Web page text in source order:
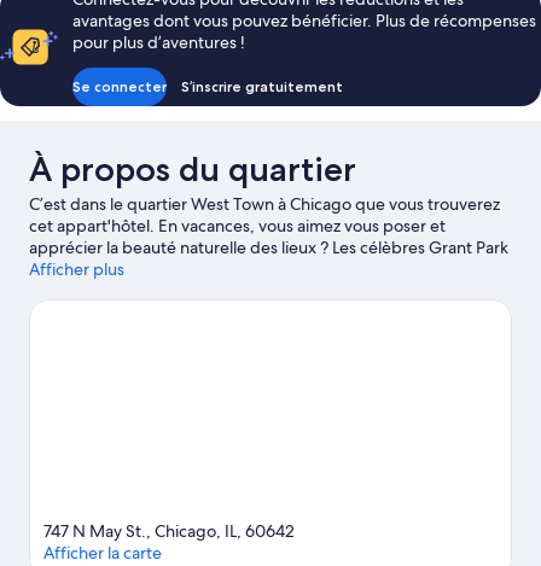
111 €
avantages dont vous pouvez bénéficier. Plus de récompenses
pour plus d’aventures !
Se connecter S’inscrire gratuitement
À propos du quartier
C’est dans le quartier West Town à Chicago que vous trouverez
cet appart'hôtel. En vacances, vous aimez vous poser et
apprécier la beauté naturelle des lieux ? Les célèbres Grant Park
et Millennium Park vous attendent. Vous n'êtes pas contre un
emblématiques Lincoln Park Zoo et Musée d’histoire naturelle
Afficher plus
747 N May St., Chicago, IL, 60642
Afficher la carte